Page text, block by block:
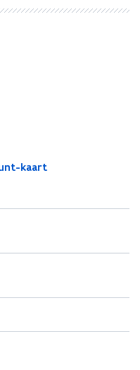
kaart